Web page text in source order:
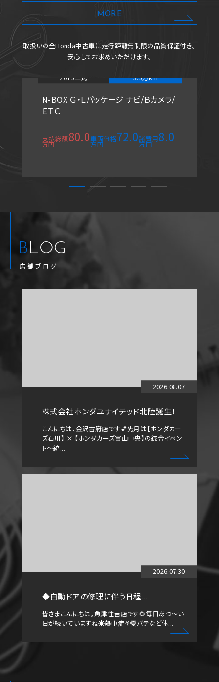
MORE
取扱いの全Honda中古車に走行距離無制限の品質保証付き。
安心してお求めいただけます。
2015年式 3.5万km
N-BOX Ｇ・Ｌパッケージ ナビ/Ｂカメラ/
ＥＴＣ
支払総額80.0
万円
車両価格72.0
万円
諸費用8.0
万円
BLOG
店舗ブログ
2026.08.07
株式会社ホンダユナイテッド北陸誕生！
こんにちは、金沢古府店です💕先月は【ホンダカー
ズ石川】 × 【ホンダカーズ富山中央】の統合イベン
ト～統...
2026.07.30
◆自動ドアの修理に伴う日程...
皆さまこんにちは。魚津住吉店です🌻毎日あつ～い
日が続いていますね☀️熱中症や夏バテなど体...